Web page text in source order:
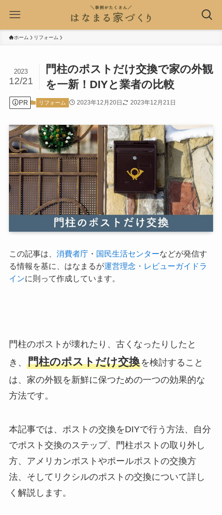
ホーム リフォーム
門柱のポストだけ交換で家の外観
を一新！DIYと業者の比較
2023
12/21
PR リフォーム 2023年12月20日 2023年12月21日
この記事は、 消費者庁・ 国民生活センターなどが発信す
る情報を基に、はなまるが運営理念・レビューガイドラ
インに則って作成しています。
門柱のポストが壊れたり、古くなったりしたと
き、 門柱のポストだけ交換を検討すること
は、家の外観を新鮮に保つための一つの効果的な
方法です。
本記事では、ポストの交換をDIYで行う方法、自分
でポスト交換のステップ、門柱ポストの取り外し
方、アメリカンポストやポールポストの交換方
法、そしてリクシルのポストの交換について詳し
く解説します。